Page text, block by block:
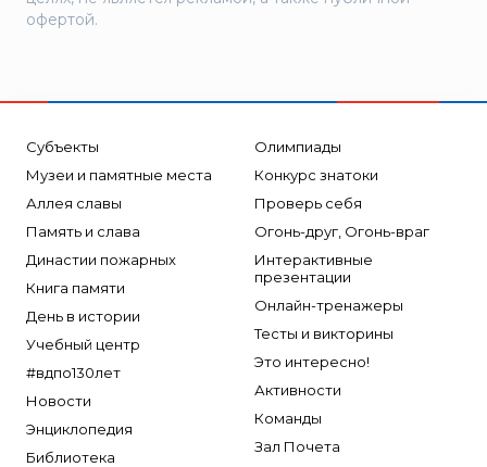
офертой.
Субъекты
Музеи и памятные места
Аллея славы
Память и слава
Династии пожарных
Книга памяти
День в истории
Учебный центр
#вдпо130лет
Новости
Энциклопедия
Библиотека
Олимпиады
Конкурс знатоки
Проверь себя
Огонь-друг, Огонь-враг
Интерактивные
презентации
Онлайн-тренажеры
Тесты и викторины
Это интересно!
Активности
Команды
Зал Почета